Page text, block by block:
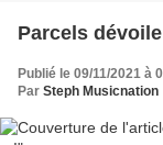
Parcels
Publié le 09/11/2021 à
Par Steph Musicnation